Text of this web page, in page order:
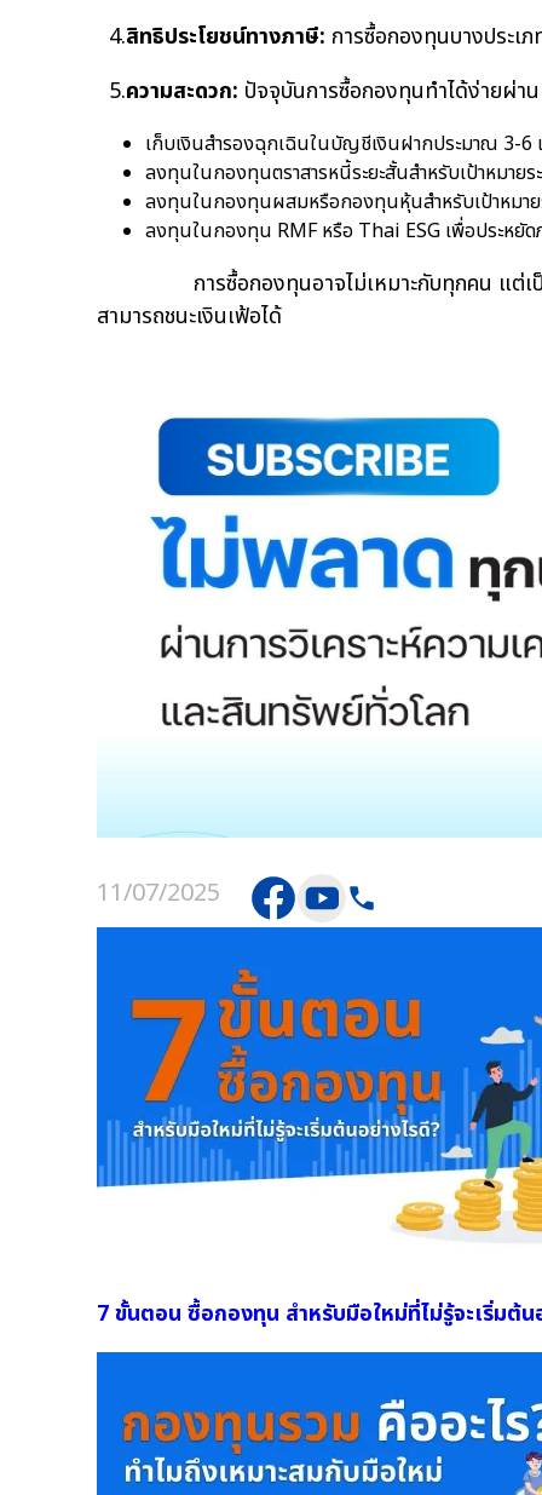
4.สิทธิประโยชน์ทางภาษี: การซื้อกองทุนบางประเ
5.ความสะดวก: ปัจจุบันการซื้อกองทุนทำได้ง่ายผ่า
เก็บเงินสำรองฉุกเฉินในบัญชีเงินฝากประมาณ 3-6
ลงทุนในกองทุนตราสารหนี้ระยะสั้นสำหรับเป้าหมาย
ลงทุนในกองทุนผสมหรือกองทุนหุ้นสำหรับเป้าหมายร
ลงทุนในกองทุน RMF หรือ Thai ESG เพื่อประห
การซื้อกองทุนอาจไม่เหมาะกับทุกคน แต่เป็นเค
สามารถชนะเงินเฟ้อได้
11/07/2025
7 ขั้นตอน ซื้อกองทุน สำหรับมือใหม่ที่ไม่รู้จะเริ่มต้น